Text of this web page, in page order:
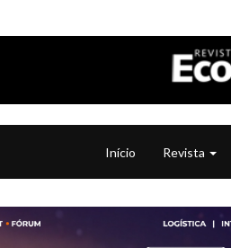
Início Revista